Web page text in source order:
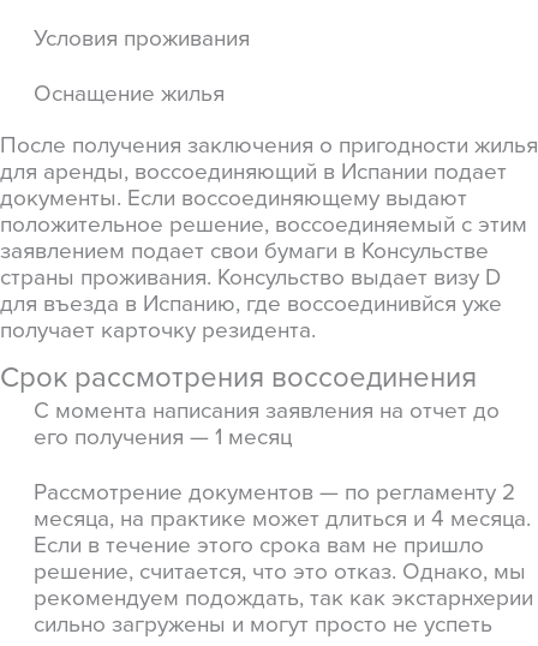
Условия проживания
Оснащение жилья
После получения заключения о пригодности жилья
для аренды, воссоединяющий в Испании подает
документы. Если воссоединяющему выдают
положительное решение, воссоединяемый с этим
заявлением подает свои бумаги в Консульстве
страны проживания. Консульство выдает визу D
для въезда в Испанию, где воссоединивйся уже
получает карточку резидента.
Срок рассмотрения воссоединения
С момента написания заявления на отчет до
его получения — 1 месяц
Рассмотрение документов — по регламенту 2
месяца, на практике может длиться и 4 месяца.
Если в течение этого срока вам не пришло
решение, считается, что это отказ. Однако, мы
рекомендуем подождать, так как экстарнхерии
сильно загружены и могут просто не успеть